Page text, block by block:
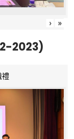
› »
2023)
禮